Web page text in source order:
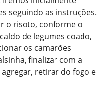
seguindo as instruções.
o risoto, conforme o
de legumes coado,
os camarões
finalizar com a
retirar do fogo e